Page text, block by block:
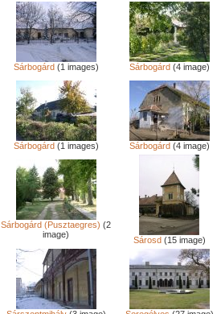
Sárbogárd(1 images) Sárbogárd(4 image)
Sárbogárd(1 images) Sárbogárd(4 image)
Sárbogárd (Pusztaegres) (2
image)
Sárosd(15 image)